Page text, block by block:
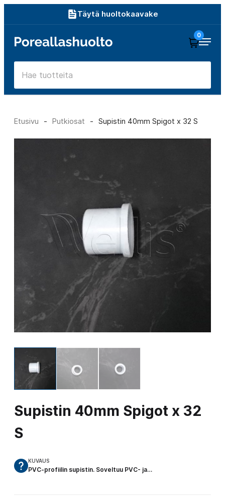
sisältöön
Täytä huoltokaavake
Poreallashuolto
0
Etusivu - Putkiosat - Supistin 40mm Spigot x 32 S
Supistin 40mm Spigot x 32
S
KUVAUS
PVC-profiilin supistin. Soveltuu PVC- ja…